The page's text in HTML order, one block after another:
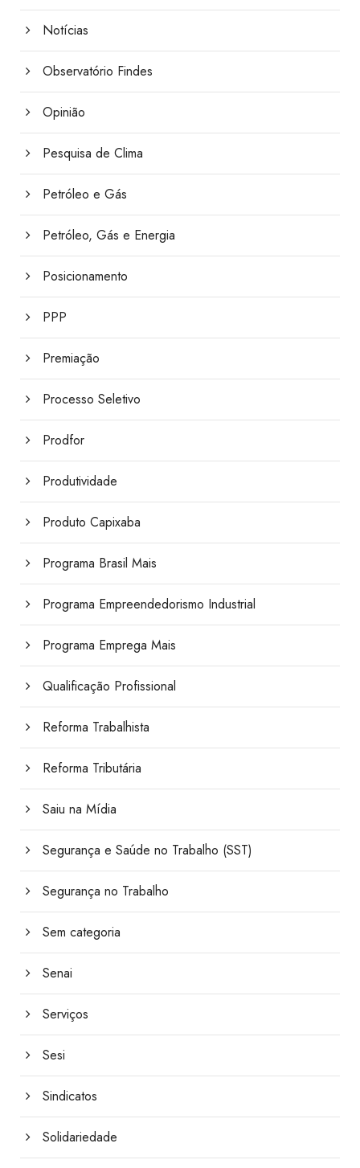
Notícias
Observatório Findes
Opinião
Pesquisa de Clima
Petróleo e Gás
Petróleo, Gás e Energia
Posicionamento
PPP
Premiação
Processo Seletivo
Prodfor
Produtividade
Produto Capixaba
Programa Brasil Mais
Programa Empreendedorismo Industrial
Programa Emprega Mais
Qualificação Profissional
Reforma Trabalhista
Reforma Tributária
Saiu na Mídia
Segurança e Saúde no Trabalho (SST)
Segurança no Trabalho
Sem categoria
Senai
Serviços
Sesi
Sindicatos
Solidariedade